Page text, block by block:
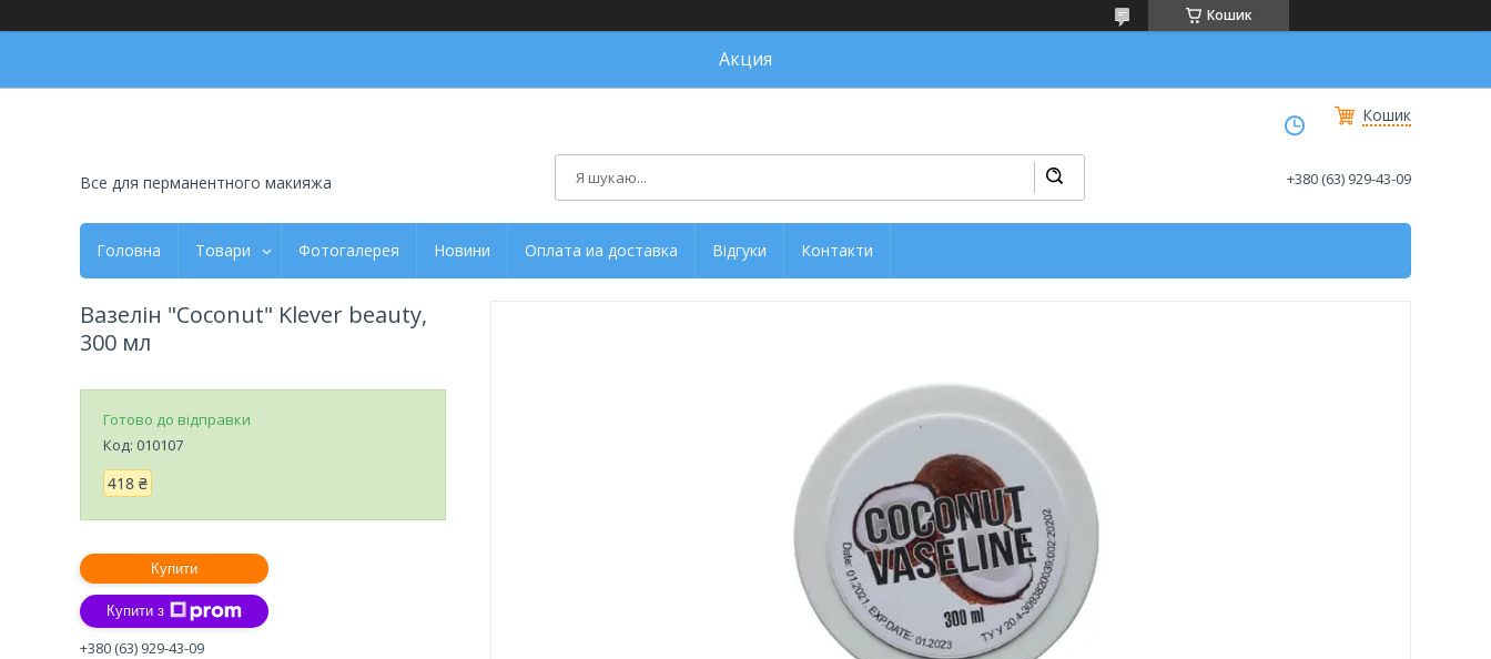
Кошик
Акция
Кошик
Все для перманентного макияжа +380 (63) 929-43-09
Головна Товари Фотогалерея Новини Оплата иа доставка Відгуки Контакти
Вазелін "Coconut" Klever beauty,
300 мл
Готово до відправки
Код: 010107
418 ₴
Купити
Купити з
+380 (63) 929-43-09